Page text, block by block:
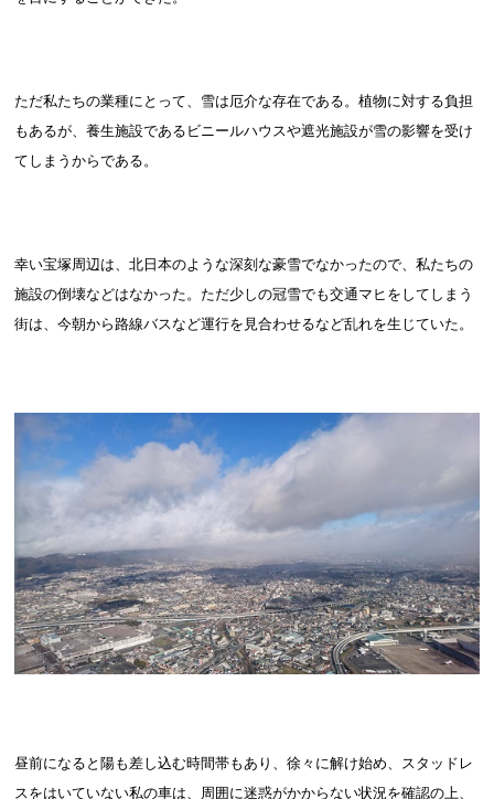
ただ私たちの業種にとって、雪は厄介な存在である。植物に対する負担
もあるが、養生施設であるビニールハウスや遮光施設が雪の影響を受け
てしまうからである。
幸い宝塚周辺は、北日本のような深刻な豪雪でなかったので、私たちの
施設の倒壊などはなかった。ただ少しの冠雪でも交通マヒをしてしまう
街は、今朝から路線バスなど運行を見合わせるなど乱れを生じていた。
昼前になると陽も差し込む時間帯もあり、徐々に解け始め、スタッドレ
スをはいていない私の車は、周囲に迷惑がかからない状況を確認の上、